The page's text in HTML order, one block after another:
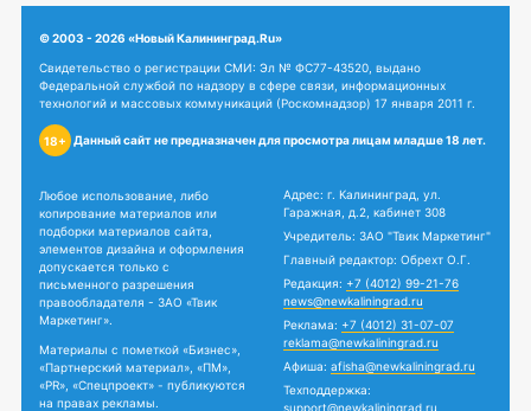
© 2003 - 2026 «Новый Калининград.Ru»
Свидетельство о регистрации СМИ: Эл № ФС77-43520, выдано
Федеральной службой по надзору в сфере связи, информационных
технологий и массовых коммуникаций (Роскомнадзор) 17 января 2011 г.
18+ Данный сайт не предназначен для просмотра лицам младше 18 лет.
Любое использование, либо
копирование материалов или
подборки материалов сайта,
элементов дизайна и оформления
допускается только с
письменного разрешения
правообладателя - ЗАО «Твик
Маркетинг».
Материалы с пометкой «Бизнес»,
«Партнерский материал», «ПМ»,
«PR», «Спецпроект» - публикуются
на правах рекламы.
Адрес: г. Калининград, ул.
Гаражная, д.2, кабинет 308
Учредитель: ЗАО "Твик Маркетинг"
Главный редактор: Обрехт О.Г.
Редакция: +7 (4012) 99-21-76
news@newkaliningrad.ru
Реклама: +7 (4012) 31-07-07
reklama@newkaliningrad.ru
Афиша: afisha@newkaliningrad.ru
Техподдержка:
support@newkaliningrad.ru